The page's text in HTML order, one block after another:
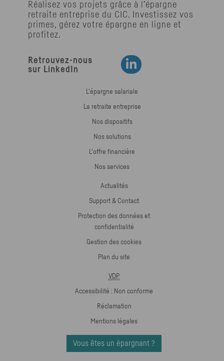
Réalisez vos projets grâce à l’épargne
retraite entreprise du CIC. Investissez vos
primes, gérez votre épargne en ligne et
profitez.
Retrouvez-nous
sur LinkedIn
Retrouvez-nous sur LinkedIn
L'épargne salariale
La retraite entreprise
Nos dispositifs
Nos solutions
L'offre financière
Nos services
Actualités
Support & Contact
Protection des données et
confidentialité
Gestion des cookies
Plan du site
VDP
Accessibilité : Non conforme
Réclamation
Mentions légales
Vous êtes un épargnant ?